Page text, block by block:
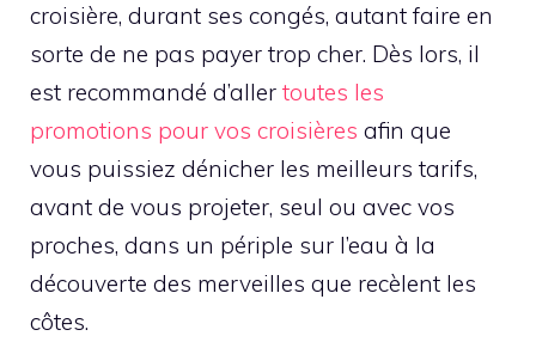
croisière, durant ses congés, autant faire en
sorte de ne pas payer trop cher. Dès lors, il
est recommandé d’aller toutes les
promotions pour vos croisières afin que
vous puissiez dénicher les meilleurs tarifs,
avant de vous projeter, seul ou avec vos
proches, dans un périple sur l’eau à la
découverte des merveilles que recèlent les
côtes.